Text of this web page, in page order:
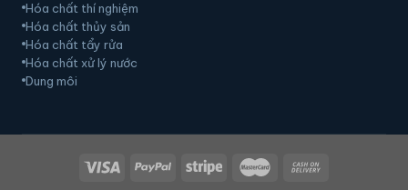
Hóa chất thí nghiệm
Hóa chất thủy sản
Hóa chất tẩy rửa
Hóa chất xử lý nước
Dung môi